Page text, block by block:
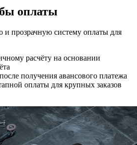
оплаты
прозрачную систему оплаты для
расчёту на основании
получения авансового платежа
оплаты для крупных заказов